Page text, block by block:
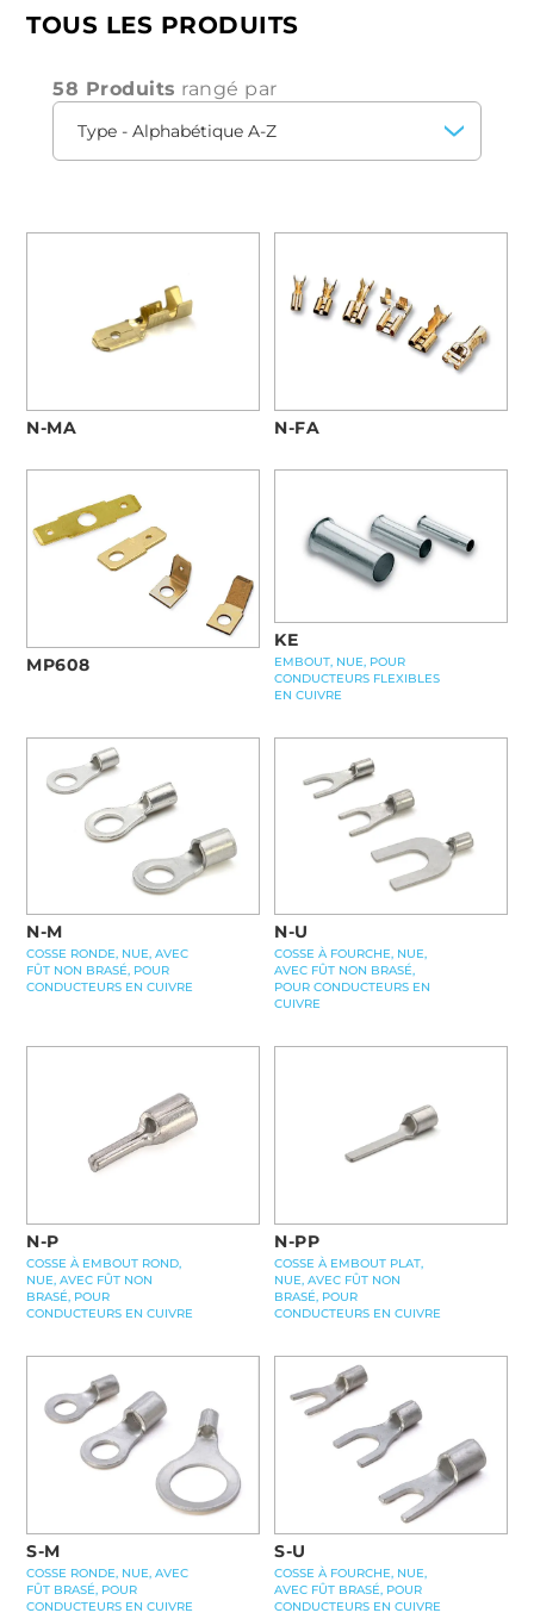
solutions supplémentaires pour la connexion
des conducteurs. Disponibles en versions
simplifier le passage des câbles avec des
longueurset desdiamètresvariables, des
extrémités chanfreinées et un système d'arrêt
central.
les rend idéaux pour une large gamme
TOUS LES PRODUITS
58 Produits rangé par
N-MA N-FA
MP608
KE
EMBOUT, NUE, POUR
CONDUCTEURS FLEXIBLES
EN CUIVRE
N-M
COSSE RONDE, NUE, AVEC
FÛT NON BRASÉ, POUR
CONDUCTEURS EN CUIVRE
N-U
COSSE À FOURCHE, NUE,
AVEC FÛT NON BRASÉ,
POUR CONDUCTEURS EN
CUIVRE
N-P
COSSE À EMBOUT ROND,
NUE, AVEC FÛT NON
BRASÉ, POUR
CONDUCTEURS EN CUIVRE
N-PP
COSSE À EMBOUT PLAT,
NUE, AVEC FÛT NON
BRASÉ, POUR
CONDUCTEURS EN CUIVRE
S-M
COSSE RONDE, NUE, AVEC
FÛT BRASÉ, POUR
CONDUCTEURS EN CUIVRE
S-U
COSSE À FOURCHE, NUE,
AVEC FÛT BRASÉ, POUR
CONDUCTEURS EN CUIVRE